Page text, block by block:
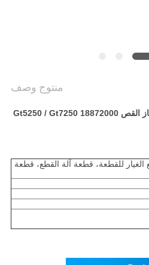
منتوج وصف
تجميع غطاء القضيب المعدل لجهاز القص Gt5250 / Gt7250 18872000
الغيار للقطعة، قطعة آلة القطع، قطعة